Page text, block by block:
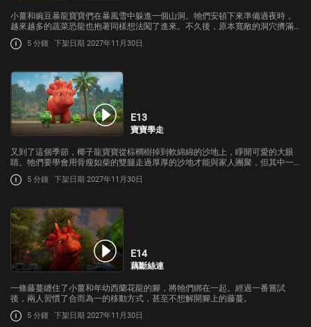
小薑和豌豆暴龍寶寶們在暴風雪中躲進一個山洞。牠們安頓下來準備過夜時，
越來越多的蔬菜恐龍也抱著同樣想法闖了進來。不久後，原本寬敞的洞穴擠滿
了恐龍，小薑和豌豆暴龍寶寶們設法保持歡樂氣氛，避免爭吵。
5 分鐘 下架日期 2027年11月30日
E13
寶寶學走
又到了這個季節，椰子龍寶寶從棕櫚樹掉到軟綿綿的沙地上，睜開可愛的大眼
睛。牠們要學會用骨瘦如柴的雙腿走過厚厚的沙地才能與家人團聚，但其中一
隻寶寶還沒學會走路，於是小薑和豌豆暴龍寶寶們出手相助。
5 分鐘 下架日期 2027年11月30日
E14
藕斷絲連
一條藤蔓纏住了小薑和年幼西蘭花龍的腳，將牠們綁在一起。經過一番嘗試
後，兩人習慣了合而為一的移動方式，甚至不想解開腳上的藤蔓。
5 分鐘 下架日期 2027年11月30日